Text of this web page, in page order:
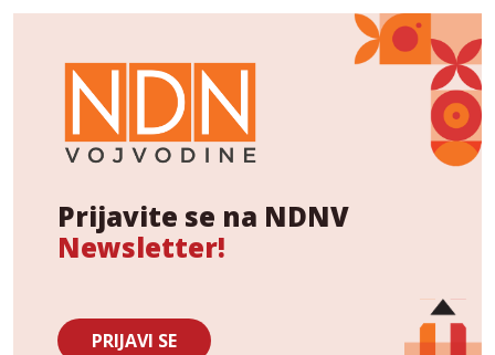
Prijavite se na NDNV
Newsletter!
PRIJAVI SE